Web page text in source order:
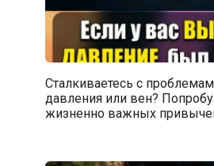
Сталкиваетесь с
давления или вен?
жизненно важных